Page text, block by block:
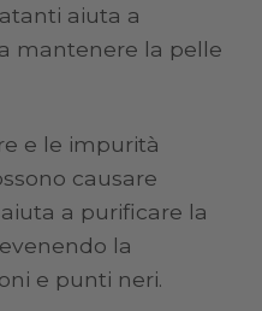
aiuta a
mantenere la pelle
e le impurità
causare
a purificare la
la
e punti neri.